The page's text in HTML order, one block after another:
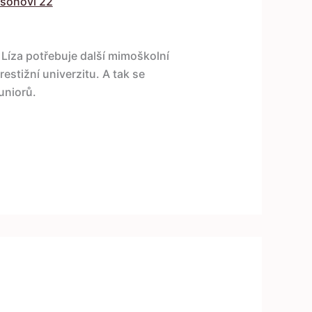
potřebuje další mimoškolní
univerzitu. A tak se